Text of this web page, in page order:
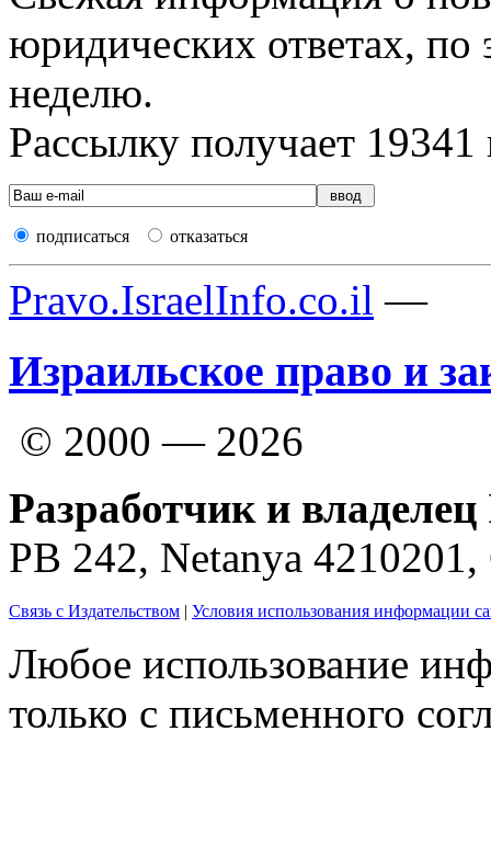
юридических ответах, по
неделю.
Рассылку получает 19341
подписаться отказаться
Pravo.IsraelInfo.co.il —
Израильское право и
© 2000 — 2026
Разработчик и
PB 242, Netanya
Связь с Издательством Условия использования информации
Любое использование
только с письменного